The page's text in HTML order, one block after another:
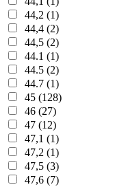
44,2 (1)
44,4 (2)
44,5 (2)
44.1 (1)
44.5 (2)
44.7 (1)
45 (128)
46 (27)
47 (12)
47,1 (1)
47,2 (1)
47,5 (3)
47,6 (7)